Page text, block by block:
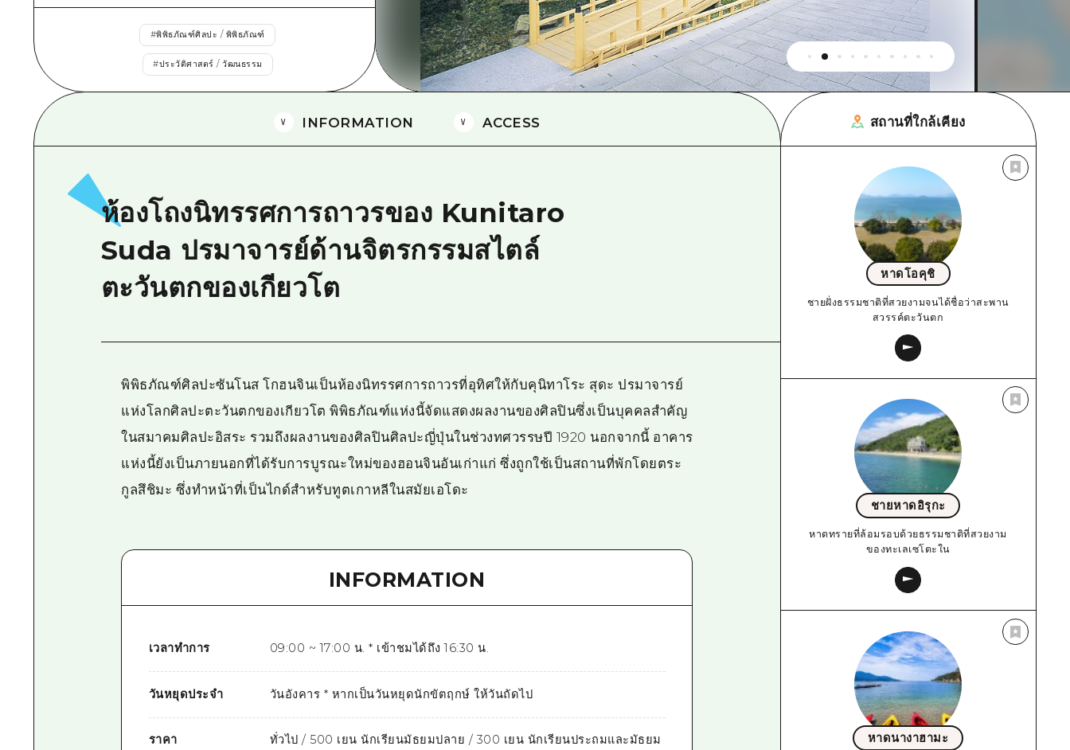
ชิมาเนะ
#พิพิธภัณฑ์ศิลปะ / พิพิธภัณฑ์
#ประวัติศาสตร์ / วัฒนธรรม
INFORMATION ACCESS
ห้องโถงนิทรรศการถาวรของ Kunitaro
Suda ปรมาจารย์ด้านจิตรกรรมสไตล์
ตะวันตกของเกียวโต
พิพิธภัณฑ์ศิลปะซันโนส โกฮนจินเป็นห้องนิทรรศการถาวรที่อุทิศให้กับคุนิทาโระ สุดะ ปรมาจารย์
แห่งโลกศิลปะตะวันตกของเกียวโต พิพิธภัณฑ์แห่งนี้จัดแสดงผลงานของศิลปินซึ่งเป็นบุคคลสำคัญ
ในสมาคมศิลปะอิสระ รวมถึงผลงานของศิลปินศิลปะญี่ปุ่นในช่วงทศวรรษปี 1920 นอกจากนี้ อาคาร
แห่งนี้ยังเป็นภายนอกที่ได้รับการบูรณะใหม่ของฮอนจินอันเก่าแก่ ซึ่งถูกใช้เป็นสถานที่พักโดยตระ
กูลสึชิมะ ซึ่งทำหน้าที่เป็นไกด์สำหรับทูตเกาหลีในสมัยเอโดะ
INFORMATION
เวลาทำการ 09:00 ~ 17:00 น. * เข้าชมได้ถึง 16:30 น.
วันหยุดประจำ วันอังคาร * หากเป็นวันหยุดนักขัตฤกษ์ ให้วันถัดไป
ราคา
ทั่วไป / 500 เยน นักเรียนมัธยมปลาย / 300 เยน นักเรียนประถมและมัธยม
สถานที่ใกล้เคียง
หาดโอคุชิ
ชายฝั่งธรรมชาติที่สวยงามจนได้ชื่อว่าสะพาน
สวรรค์ตะวันตก
ชายหาดอิรุกะ
หาดทรายที่ล้อมรอบด้วยธรรมชาติที่สวยงาม
ของทะเลเซโตะใน
หาดนางาฮามะ